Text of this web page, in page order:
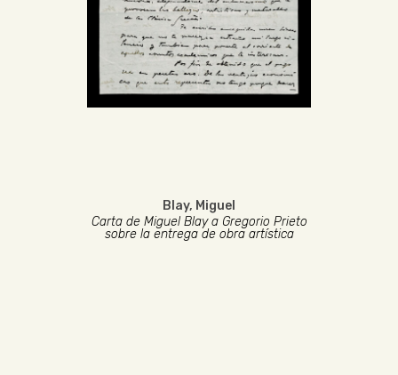
Blay, Miguel
Carta de Miguel Blay a Gregorio Prieto
sobre la entrega de obra artística